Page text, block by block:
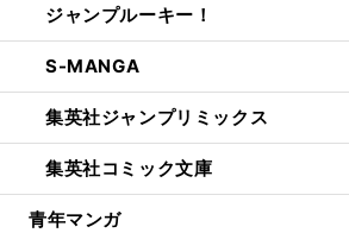
ジャンプルーキー！
S-MANGA
集英社ジャンプリミックス
集英社コミック文庫
青年マンガ